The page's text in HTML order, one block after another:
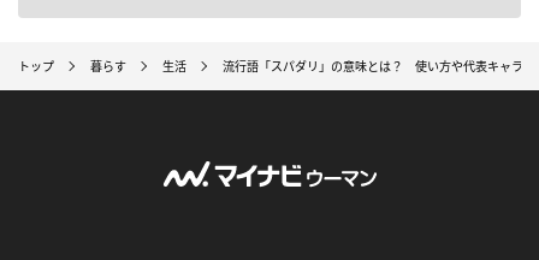
トップ 暮らす 生活 流行語「スパダリ」の意味とは？ 使い方や代表キャラを